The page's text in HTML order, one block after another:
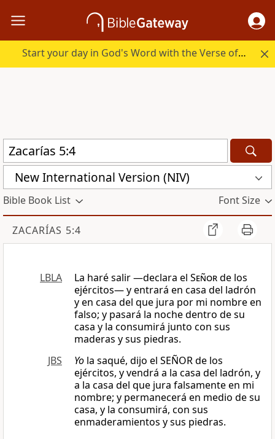
Start your day in God's Word with the Verse of the Day.
New International Version (NIV)
Bible Book List Font Size
ZACARÍAS 5:4
LBLA La haré salir —declara el Señorde los
ejércitos— y entrará en casa del ladrón
y en casa del que jura por mi nombre en
falso; y pasará la noche dentro de su
casa y la consumirá junto con sus
maderas y sus piedras.
JBS
Yo la saqué, dijo el SEÑOR de los
ejércitos, y vendrá a la casa del ladrón, y
a la casa del que jura falsamente en mi
nombre; y permanecerá en medio de su
casa, y la consumirá, con sus
enmaderamientos y sus piedras.